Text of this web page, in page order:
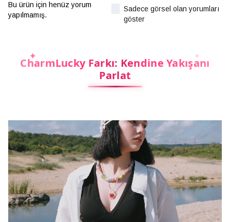
Bu ürün için henüz yorum
yapılmamış.
Sadece görsel olan yorumları
göster
CharmLucky Farkı: Kendine Yakışanı
Parlat